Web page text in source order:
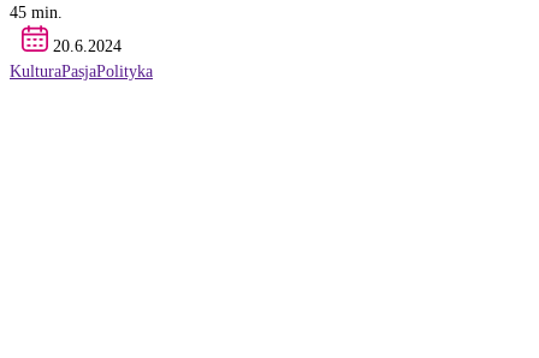
45 min.
20.6.2024
KulturaPasjaPolityka